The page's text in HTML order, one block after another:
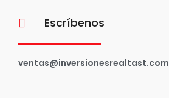
Escríbenos
ventas@inversionesrealtast.com